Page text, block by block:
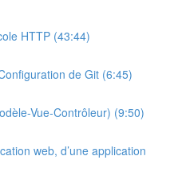
HTTP (43:44)
de Git (6:45)
Vue-Contrôleur) (9:50)
web, d’une application